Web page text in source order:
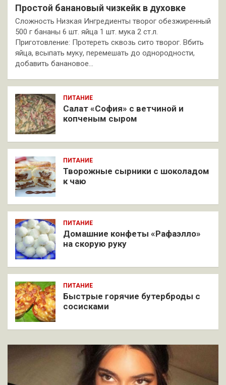
Простой банановый чизкейк в духовке
Сложность Низкая Ингредиенты творог обезжиренный
500 г бананы 6 шт. яйца 1 шт. мука 2 ст.л.
Приготовление: Протереть сквозь сито творог. Вбить
яйца, всыпать муку, перемешать до однородности,
добавить банановое…
ПИТАНИЕ
Салат «София» с ветчиной и
копченым сыром
ПИТАНИЕ
Творожные сырники с шоколадом
к чаю
ПИТАНИЕ
Домашние конфеты «Рафаэлло»
на скорую руку
ПИТАНИЕ
Быстрые горячие бутерброды с
сосисками